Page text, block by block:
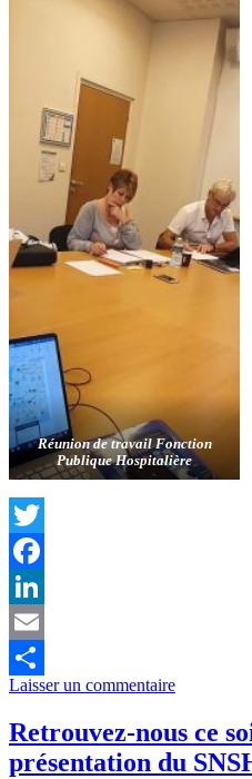
Réunion de travail Fonction
Publique Hospitalière
Twitter
Facebook
LinkedIn
Email
Partager
Laisser un commentaire
Retrouvez-nous ce
présentation du